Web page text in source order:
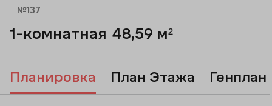
№137
1-комнатная 48,59 м²
Планировка План Этажа Генплан